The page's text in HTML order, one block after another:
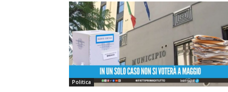
Politica